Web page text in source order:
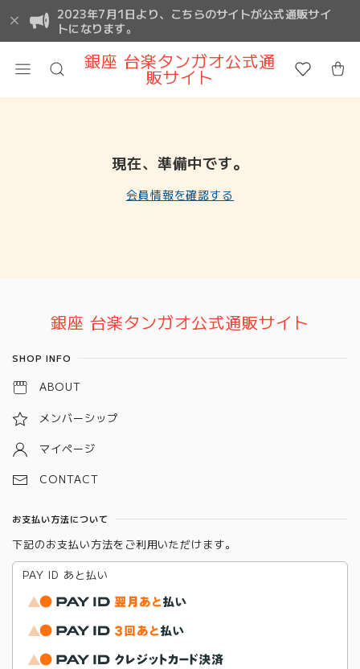
2023年7月1日より、こちらのサイトが公式通販サイ
トになります。
銀座 台楽タンガオ公式通
販サイト
現在、準備中です。
会員情報を確認する
銀座 台楽タンガオ公式通販サイト
SHOP INFO
ABOUT
メンバーシップ
マイページ
CONTACT
お支払い方法について
下記のお支払い方法をご利用いただけます。
PAY ID あと払い